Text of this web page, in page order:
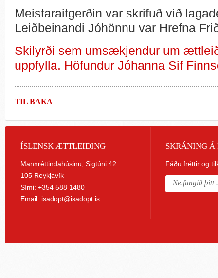
Meistaraitgerðin var skrifuð við
Leiðbeinandi Jóhönnu var Hrefna
Skilyrði sem umsækjendur um
uppfylla. Höfundur Jóhanna Sif
TIL BAKA
ÍSLENSK ÆTTLEIÐING
Mannréttindahúsinu, Sigtúni 42
105 Reykjavík
Sími: +354 588 1480
Email: isadopt@isadopt.is
SKRÁNING Á
Fáðu fréttir og